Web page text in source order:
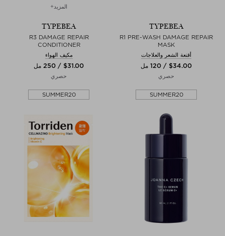
TYPEBEA
R1 PRE-WASH DAMAGE REPAIR
MASK
أقنعة الشعر والعلاجات
$‌34.00 / 120 مل
حصري
SUMMER20
المزيد+
TYPEBEA
R3 DAMAGE REPAIR
CONDITIONER
مكيف الهواء
$‌31.00 / 250 مل
حصري
SUMMER20